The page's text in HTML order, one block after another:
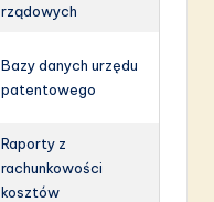
rządowych
Bazy danych urzędu
patentowego
Raporty z
rachunkowości
kosztów